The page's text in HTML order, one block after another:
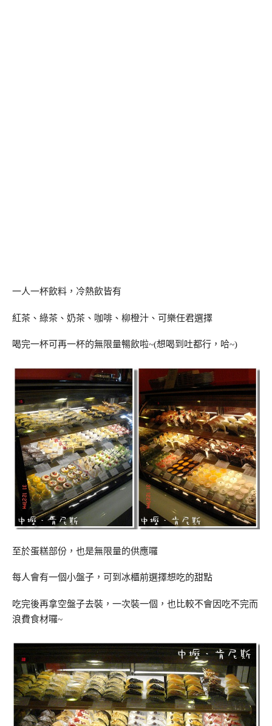
一人一杯飲料，冷熱飲皆有
紅茶、綠茶、奶茶、咖啡、柳橙汁、可樂任君選擇
喝完一杯可再一杯的無限量暢飲啦~(想喝到吐都行，哈~)
至於蛋糕部份，也是無限量的供應囉
每人會有一個小盤子，可到冰櫃前選擇想吃的甜點
吃完後再拿空盤子去裝，一次裝一個，也比較不會因吃不完而
浪費食材囉~